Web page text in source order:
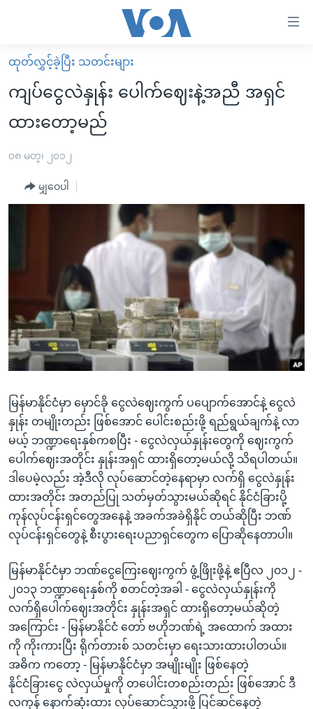
လွယ်ကူ
စေ
များ
အကြောင်းအရာ
အ
ညွန်း
စာမျက်နှာ
သို့
ကျော်
ကြည့်
ရန်
ရှာဖွေ
ကျော်
မူလစာမျက်နှာ
မြန်မာ
ကမ္ဘာ့သတင်းများ
ရပ်ဝန်းတခု လမ်းတခု အလွန်
အင်္ဂလိပ်စာလေ့လာမယ်
အမေရိကန်သုံးအီဒီယံ
မကြေးမုံရဲ့ အင်္ဂလိပ်စာ
ရုပ်ရှင်ထဲက အင်္ဂလိပ်စာ
သုတပဒေသာ အင်္ဂလိပ်စာ
အပတ်စဉ်ကဏ္ဍများ
တီဗွီ
ရေဒီယိုနှင့်ရုပ်သံ အချက်အလက်များ
ရေဒီယို/တီဗွီအစီအစဉ်
Learning English
ဗွီအိုအေ လူမှုကွန်ယက်များ
ဘာသာစကားများ
ထုတ်လွှင့်ခဲ့ပြီး သတင်းများ
ကျပ်ငွေလဲနှုန်း ပေါက်ဈေးနဲ့အညီ အရှင်
ထားတော့မည်
၀၈ မတ္၊ ၂၀၁၂
မျှဝေပါ
မြန်မာနိုင်ငံမှာ မှောင်ခို ငွေလဲဈေးကွက် ပပျောက်အောင်နဲ့ ငွေလဲ
နှုန်း တမျိုးတည်း ဖြစ်အောင် ပေါင်းစည်းဖို့ ရည်ရွယ်ချက်နဲ့ လာ
မယ့် ဘဏ္ဍာရေးနှစ်ကစပြီး - ငွေလဲလှယ်နှုန်းတွေကို ဈေးကွက်
ပေါက်ဈေးအတိုင်း နှုန်းအရှင် ထားရှိတော့မယ်လို့ သိရပါတယ်။
ဒါပေမဲ့လည်း အဲ့ဒီလို လုပ်ဆောင်တဲ့နေရာမှာ လက်ရှိ ငွေလဲနှုန်း
ထားအတိုင်း အတည်ပြု သတ်မှတ်သွားမယ်ဆိုရင် နိုင်ငံခြားပို့
ကုန်လုပ်ငန်းရှင်တွေအနေနဲ့ အခက်အခဲရှိနိုင် တယ်ဆိုပြီး ဘဏ်
လုပ်ငန်းရှင်တွေနဲ့ စီးပွားရေးပညာရှင်တွေက ပြောဆိုနေတာပါ။
မြန်မာနိုင်ငံမှာ ဘဏ်ငွေကြေးဈေးကွက် ဖွံ့ဖြိုးဖို့နဲ့ ဧပြီလ ၂၀၁၂ -
၂၀၁၃ ဘဏ္ဍာရေးနှစ်ကို စတင်တဲ့အခါ - ငွေလဲလှယ်နှုန်းကို
လက်ရှိပေါက်ဈေးအတိုင်း နှုန်းအရှင် ထားရှိတော့မယ်ဆိုတဲ့
အကြောင်း - မြန်မာနိုင်ငံ တော် ဗဟိုဘဏ်ရဲ့ အထောက် အထား
ကို ကိုးကားပြီး ရိုက်တားစ် သတင်းမှာ ရေးသားထားပါတယ်။
အဓိက ကတော့ - မြန်မာနိုင်ငံမှာ အမျိုးမျိုး ဖြစ်နေတဲ့
နိုင်ငံခြားငွေ လဲလှယ်မှုကို တပေါင်းတစည်းတည်း ဖြစ်အောင် ဒီ
လကုန် နောက်ဆုံးထား လုပ်ဆောင်သွားဖို့ ပြင်ဆင်နေတဲ့